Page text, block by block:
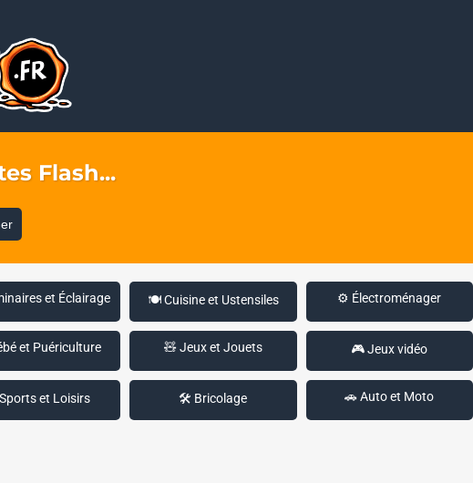
Flash...
et Éclairage 🍽️ Cuisine et Ustensiles ⚙️ Électroménager
et Puériculture 🧸 Jeux et Jouets 🎮 Jeux vidéo
et Loisirs 🛠️ Bricolage 🚗 Auto et Moto